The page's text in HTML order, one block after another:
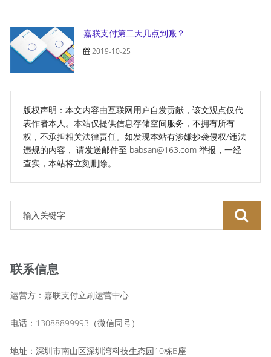
嘉联支付第二天几点到账？
2019-10-25
版权声明：本文内容由互联网用户自发贡献，该文观点仅代
表作者本人。本站仅提供信息存储空间服务，不拥有所有
权，不承担相关法律责任。如发现本站有涉嫌抄袭侵权/违法
违规的内容， 请发送邮件至 babsan@163.com 举报，一经
查实，本站将立刻删除。
联系信息
运营方：嘉联支付立刷运营中心
电话：13088899993（微信同号）
地址：深圳市南山区深圳湾科技生态园10栋B座